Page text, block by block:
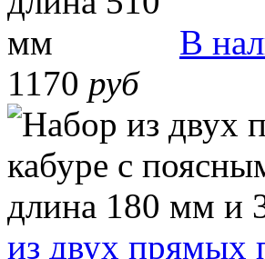
В
1170 руб
из двух прямых